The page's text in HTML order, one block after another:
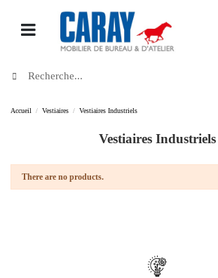
Accueil Vestiaires Vestiaires Industriels
Vestiaires Industriels
There are no products.